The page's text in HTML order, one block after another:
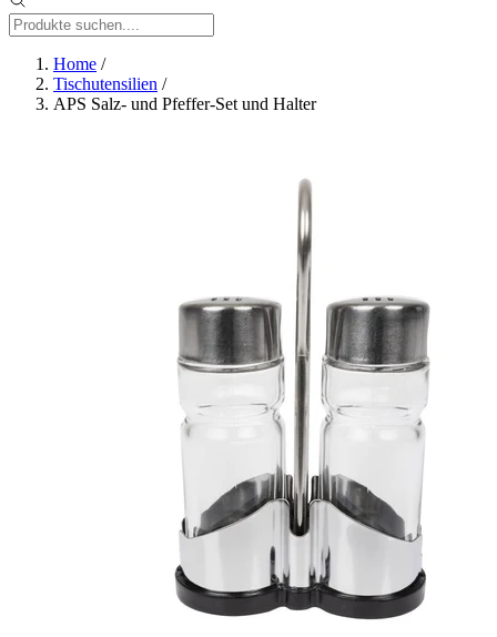
Home /
Tischutensilien /
APS Salz- und Pfeffer-Set und Halter